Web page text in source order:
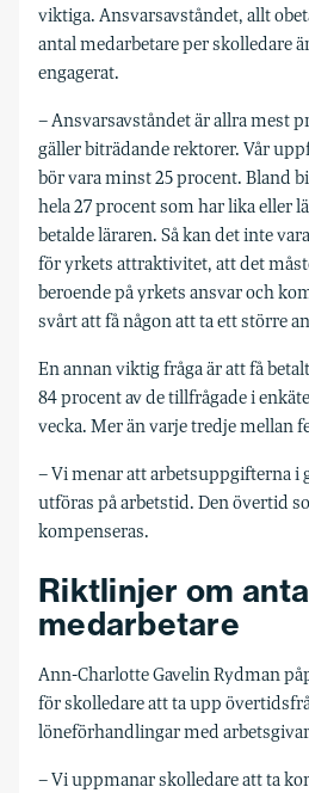
viktiga. Ansvarsavståndet, allt
antal medarbetare per skolledare
engagerat.
– Ansvarsavståndet är allra mest
gäller biträdande rektorer. Vår
bör vara minst 25 procent. Bland
hela 27 procent som har lika eller
betalde läraren. Så kan det inte
för yrkets attraktivitet, att det
beroende på yrkets ansvar och
svårt att få någon att ta ett större
En annan viktig fråga är att få
84 procent av de tillfrågade i
vecka. Mer än varje tredje mellan
– Vi menar att arbetsuppgifterna i
utföras på arbetstid. Den övertid
kompenseras.
Riktlinjer om
medarbetare
Ann-Charlotte Gavelin Rydman
för skolledare att ta upp
löneförhandlingar med
– Vi uppmanar skolledare att ta